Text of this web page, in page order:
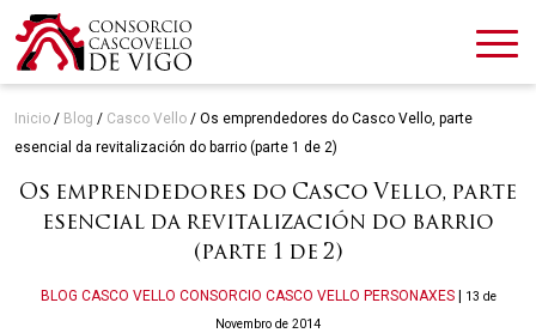
Inicio / Blog / Casco Vello / Os emprendedores do Casco Vello, parte
esencial da revitalización do barrio (parte 1 de 2)
Os emprendedores do Casco Vello, parte
esencial da revitalización do barrio
(parte 1 de 2)
Categories
BLOG CASCO VELLO CONSORCIO CASCO VELLO PERSONAXES
13 de
Novembro de 2014